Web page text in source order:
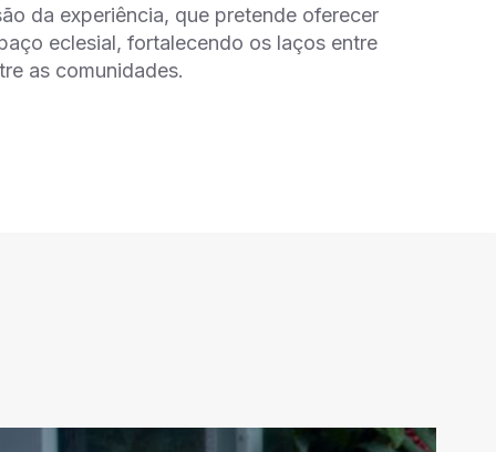
da experiência, que pretende oferecer
eclesial, fortalecendo os laços entre
as comunidades.